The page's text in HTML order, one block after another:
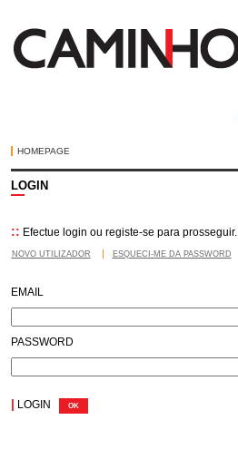
HOMEPAGE
LOGIN
:: Efectue login ou registe-se para prosseguir.
NOVO UTILIZADOR ESQUECI-ME DA PASSWORD
EMAIL
PASSWORD
| LOGIN